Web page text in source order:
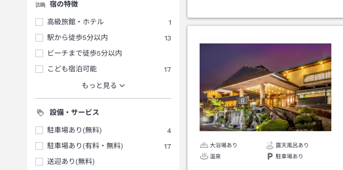
宿の特徴
高級旅館・ホテル
1
駅から徒歩5分以内
13
ビーチまで徒歩5分以内
こども宿泊可能
17
もっと見る
設備・サービス
駐車場あり(無料)
4
駐車場あり(有料・無料)
17
送迎あり(無料)
大浴場あり
露天風呂あり
温泉
駐車場あり